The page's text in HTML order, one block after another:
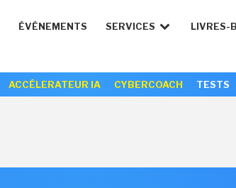
ÉVÉNEMENTS SERVICES LIVRES-
ACCÉLERATEUR IA CYBERCOACH TESTS